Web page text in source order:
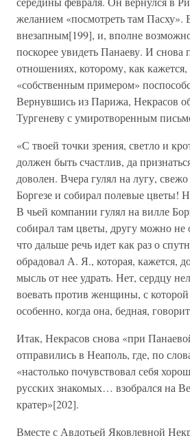
желанием «посмотреть там Пасху».
внезапным[199], и, вполне
поскорее увидеть Панаеву. И снова
отношениях, которому, как кажется,
«собственным примером»
Вернувшись из Парижа, Некрасов
Тургеневу с умиротворенным
«С твоей точки зрения, светло и
должен быть счастлив, да
доволен. Вчера гулял на лугу,
Боргезе и собирал полевые цветы!
В чьей компании гулял на вилле
собирал там цветы, другу можно не
что дальше речь идет как раз о
обрадовал А. Я., которая, кажется,
мысль от нее удрать. Нет, сердцу
воевать против женщины, с которой
особенно, когда она, бедная,
Итак, Некрасов снова «при
отправились в Неаполь, где, по
«настолько почувствовал себя
русских знакомых… взобрался на
кратер»[202].
Вместе с Авдотьей Яковлевной